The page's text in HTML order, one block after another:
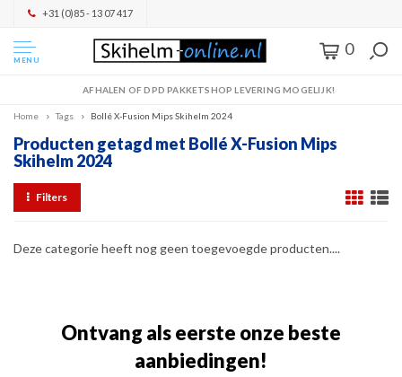
+31 (0)85 - 13 07 417
MENU
0
AFHALEN OF DPD PAKKETSHOP LEVERING MOGELIJK!
Home Tags Bollé X-Fusion Mips Skihelm 2024
Producten getagd met Bollé X-Fusion Mips
Skihelm 2024
Filters
Deze categorie heeft nog geen toegevoegde producten....
Ontvang als eerste onze beste
aanbiedingen!